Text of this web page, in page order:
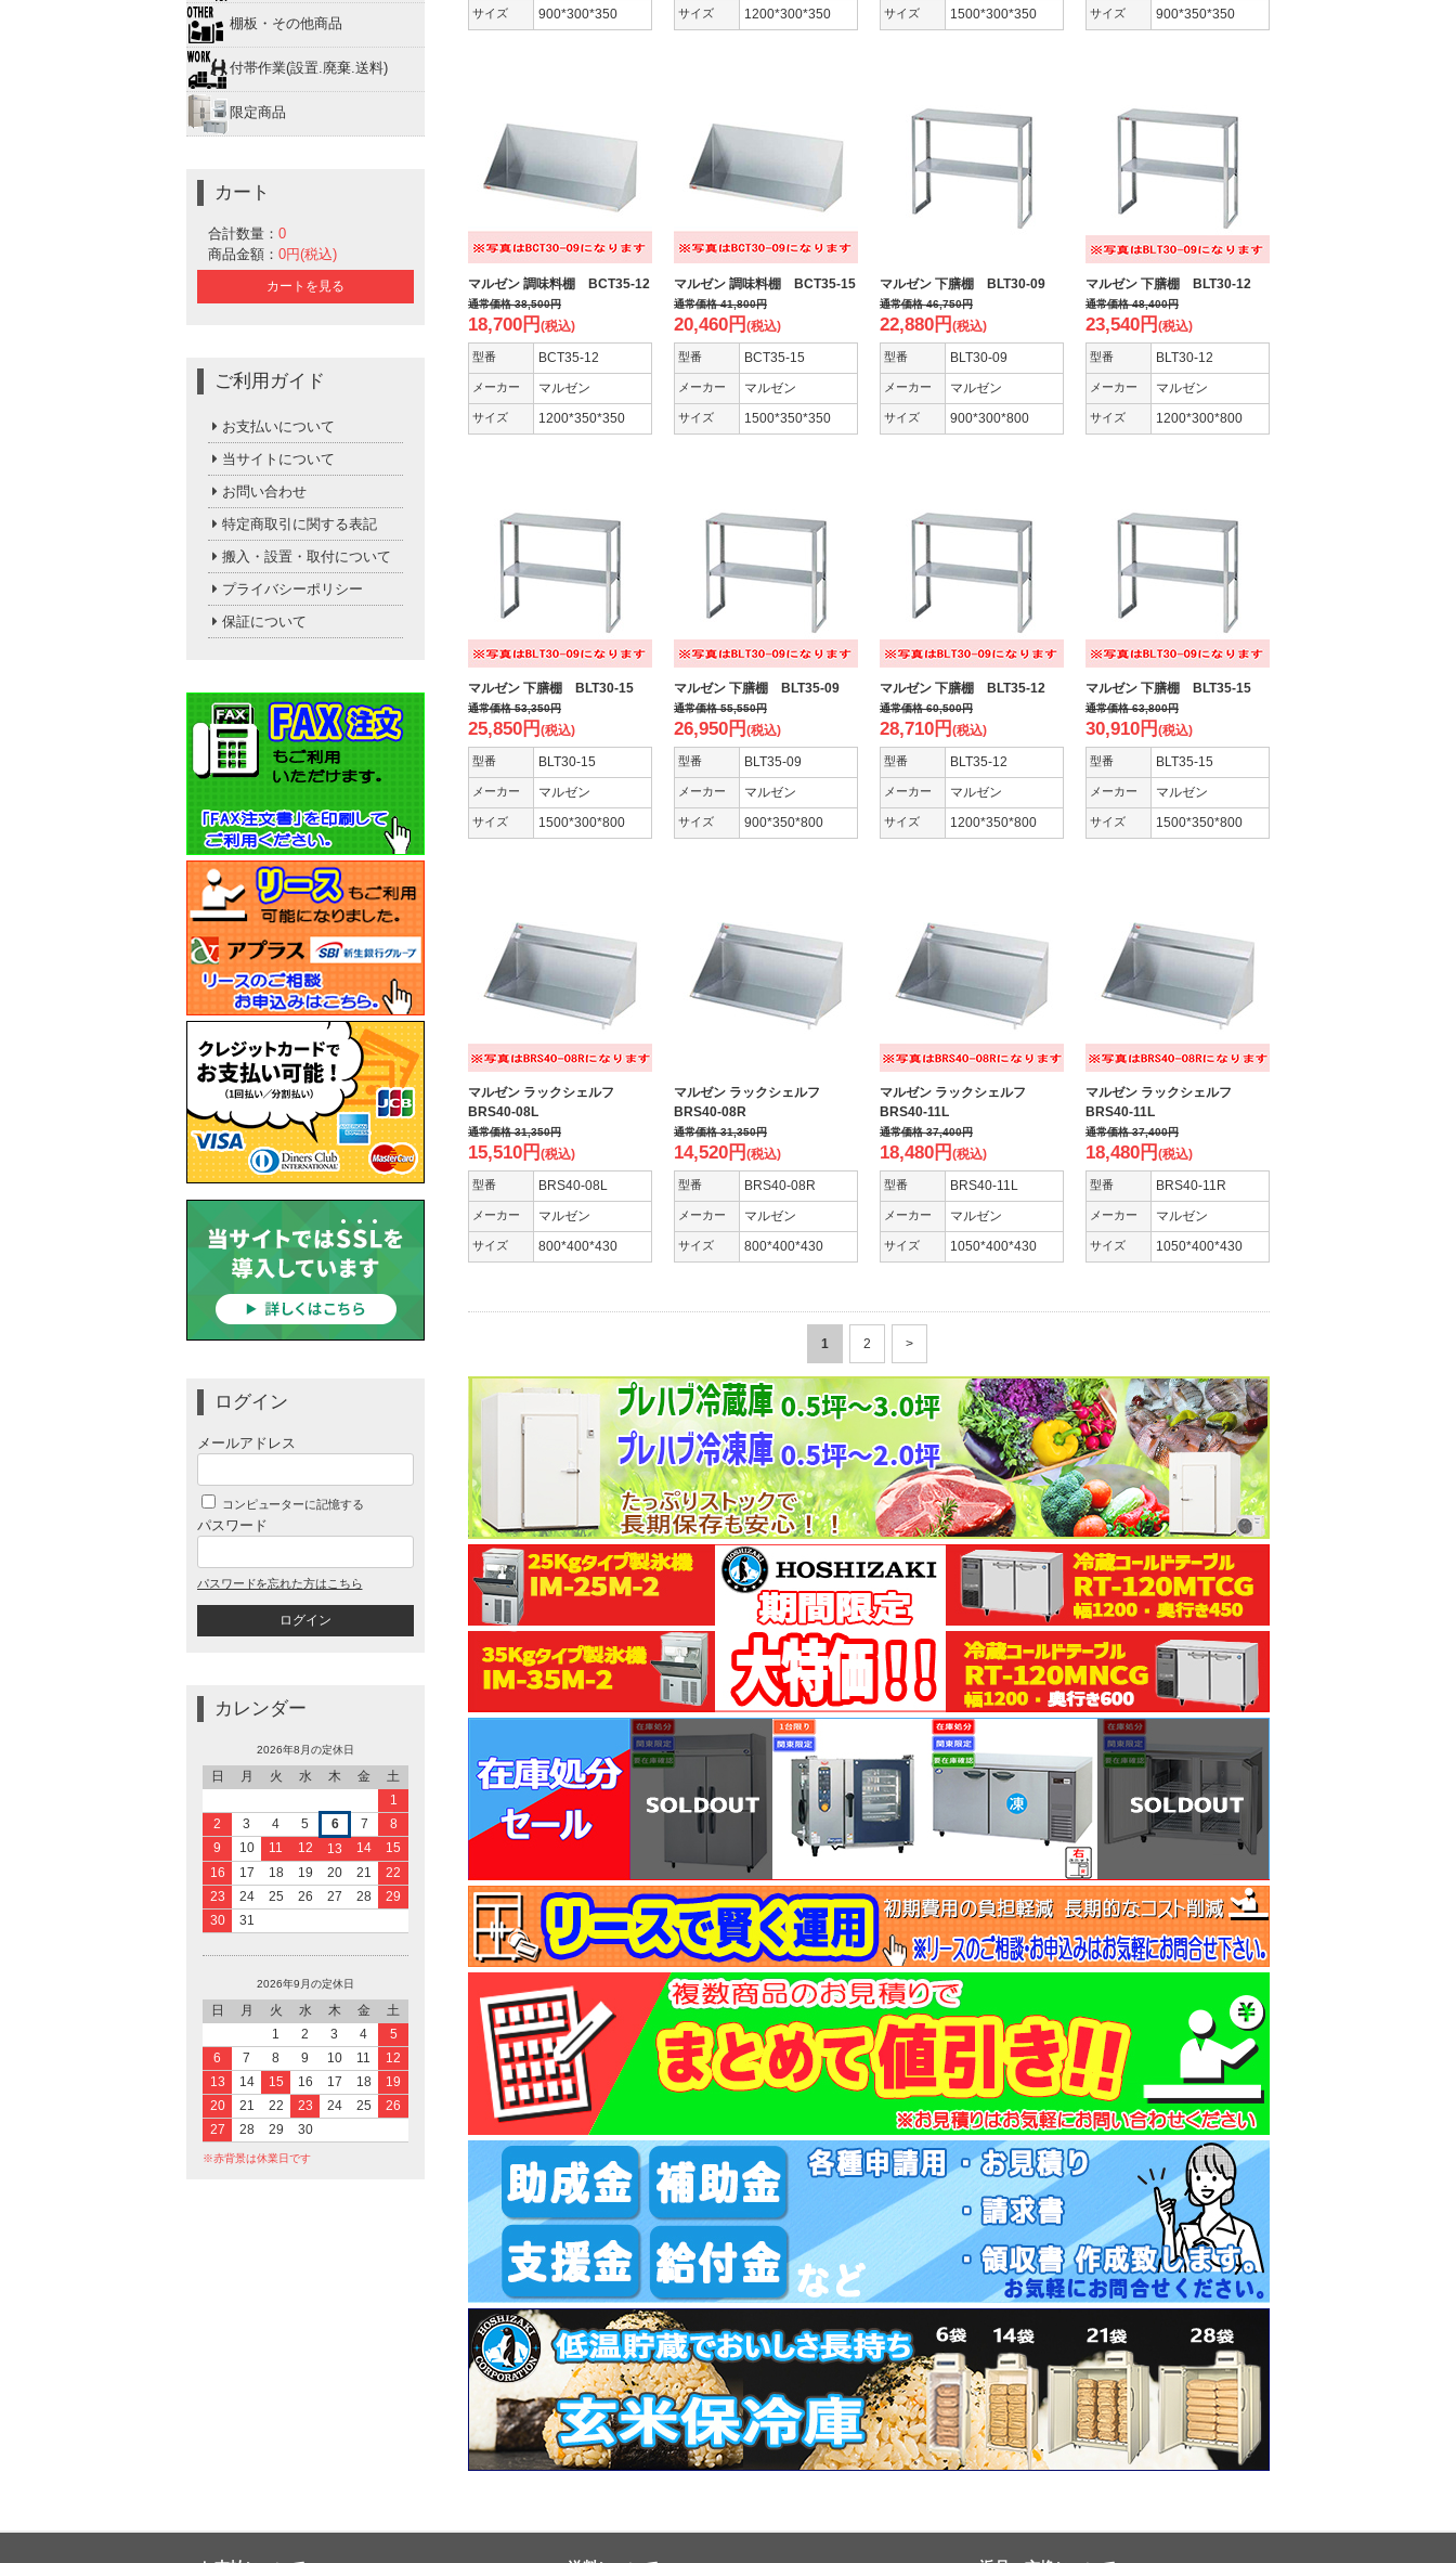
棚板・その他商品
付帯作業(設置.廃棄.送料)
限定商品
カート
合計数量： 0
商品金額： 0円(税込)
カートを見る
ご利用ガイド
お支払いについて
当サイトについて
お問い合わせ
特定商取引に関する表記
搬入・設置・取付について
プライバシーポリシー
保証について
ログイン
メールアドレス
コンピューターに記憶する
パスワード
パスワードを忘れた方はこちら
カレンダー
2026年8月の定休日
日 月 火 水 木 金
土
1
2
3 4 5 6 7
8
9
10 11 12 13 14
15
16
17 18 19 20 21
22
23
24 25 26 27 28
29
30
31
2026年9月の定休日
日 月 火 水 木 金
土
1
2 3 4
5
6
7 8 9 10 11
12
13
14 15 16 17 18
19
20
21 22 23 24 25
26
27
28 29 30
※赤背景は休業日です
サイズ 900*300*350 サイズ 1200*300*350 サイズ 1500*300*350 サイズ 900*350*350
マルゼン 調味料棚 BCT35-12
通常価格38,500円
18,700円 (税込)
型番 BCT35-12
メーカー マルゼン
サイズ 1200*350*350
マルゼン 調味料棚 BCT35-15
通常価格41,800円
20,460円 (税込)
型番 BCT35-15
メーカー マルゼン
サイズ 1500*350*350
マルゼン 下膳棚 BLT30-09
通常価格46,750円
22,880円 (税込)
型番 BLT30-09
メーカー マルゼン
サイズ 900*300*800
マルゼン 下膳棚 BLT30-12
通常価格48,400円
23,540円 (税込)
型番 BLT30-12
メーカー マルゼン
サイズ 1200*300*800
マルゼン 下膳棚 BLT30-15
通常価格53,350円
25,850円 (税込)
型番 BLT30-15
メーカー マルゼン
サイズ 1500*300*800
マルゼン 下膳棚 BLT35-09
通常価格55,550円
26,950円 (税込)
型番 BLT35-09
メーカー マルゼン
サイズ 900*350*800
マルゼン 下膳棚 BLT35-12
通常価格60,500円
28,710円 (税込)
型番 BLT35-12
メーカー マルゼン
サイズ 1200*350*800
マルゼン 下膳棚 BLT35-15
通常価格63,800円
30,910円 (税込)
型番 BLT35-15
メーカー マルゼン
サイズ 1500*350*800
マルゼン ラックシェルフ
BRS40-08L
通常価格31,350円
15,510円 (税込)
型番 BRS40-08L
メーカー マルゼン
サイズ 800*400*430
マルゼン ラックシェルフ
BRS40-08R
通常価格31,350円
14,520円 (税込)
型番 BRS40-08R
メーカー マルゼン
サイズ 800*400*430
マルゼン ラックシェルフ
BRS40-11L
通常価格37,400円
18,480円 (税込)
型番 BRS40-11L
メーカー マルゼン
サイズ 1050*400*430
マルゼン ラックシェルフ
BRS40-11L
通常価格37,400円
18,480円 (税込)
型番 BRS40-11R
メーカー マルゼン
サイズ 1050*400*430
1 2 >